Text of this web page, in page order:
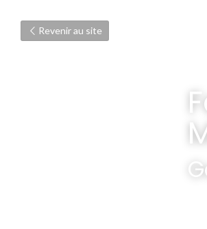
Revenir au site